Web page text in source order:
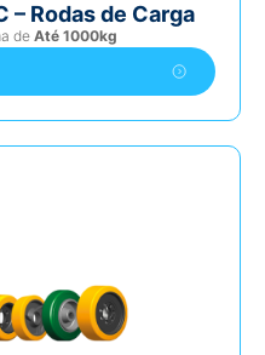
– Rodas de Carga
de Até 1000kg